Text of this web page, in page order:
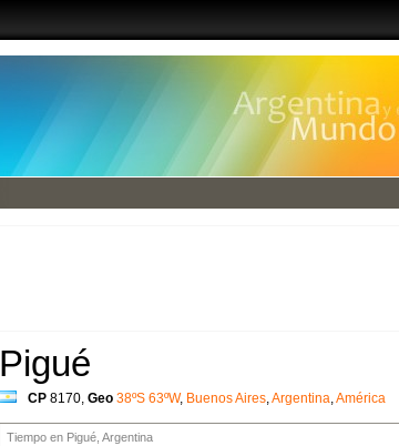
Pigué
CP 8170, Geo 38ºS 63ºW, Buenos Aires,Argentina,América
Tiempo en Pigué, Argentina